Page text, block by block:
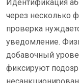
Идентификация
через несколько
проверка
уведомление.
добавочный
фиксируют